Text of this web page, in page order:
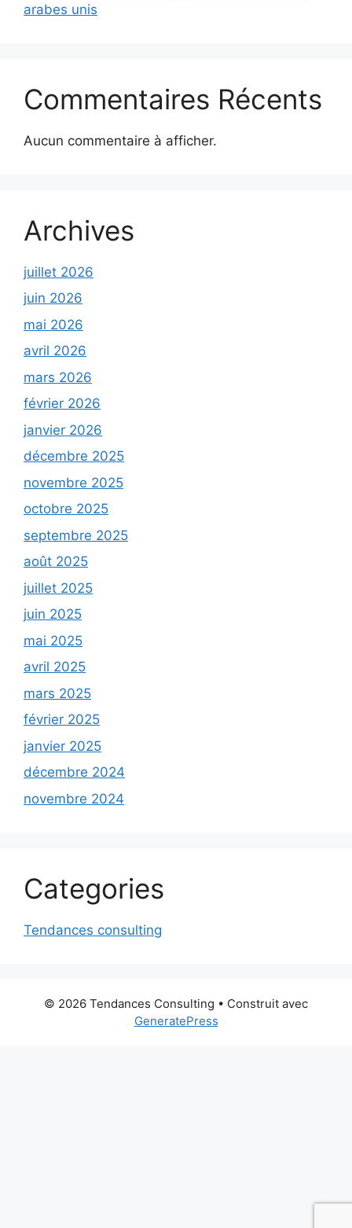
arabes unis
Commentaires Récents
Aucun commentaire à afficher.
Archives
juillet 2026
juin 2026
mai 2026
avril 2026
mars 2026
février 2026
janvier 2026
décembre 2025
novembre 2025
octobre 2025
septembre 2025
août 2025
juillet 2025
juin 2025
mai 2025
avril 2025
mars 2025
février 2025
janvier 2025
décembre 2024
novembre 2024
Categories
Tendances consulting
© 2026 Tendances Consulting • Construit avec
GeneratePress